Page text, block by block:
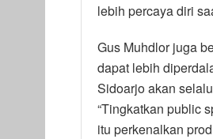
lebih percaya diri
Gus Muhdlor juga
dapat lebih
Sidoarjo akan
“Tingkatkan public
itu perkenalkan